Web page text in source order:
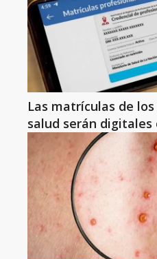
Las matrículas de
salud serán digitales